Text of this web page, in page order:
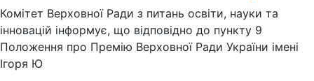
Комітет Верховної Ради з питань освіти, науки та
інновацій інформує, що відповідно до пункту 9
Положення про Премію Верховної Ради України імені
Ігоря Ю